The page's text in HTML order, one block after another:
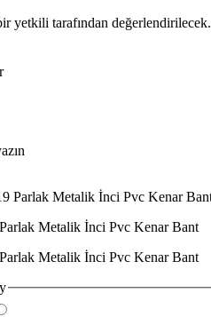
yetkili tarafından değerlendirilecek.
Metalik İnci Pvc Kenar Bant
Metalik İnci Pvc Kenar Bant